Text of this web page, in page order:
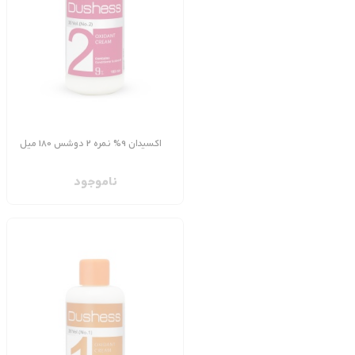
اکسیدان 9% نمره 2 دوشس 180 میل
ناموجود